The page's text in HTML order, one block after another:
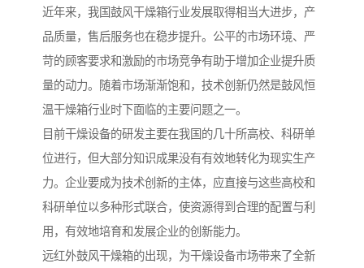
近年来，我国鼓风干燥箱行业发展取得相当大进步，产
品质量，售后服务也在稳步提升。公平的市场环境、严
苛的顾客要求和激励的市场竞争有助于增加企业提升质
量的动力。随着市场渐渐饱和，技术创新仍然是鼓风恒
温干燥箱行业时下面临的主要问题之一。
目前干燥设备的研发主要在我国的几十所高校、科研单
位进行，但大部分知识成果没有有效地转化为现实生产
力。企业要成为技术创新的主体，应直接与这些高校和
科研单位以多种形式联合，使资源得到合理的配置与利
用，有效地培育和发展企业的创新能力。
远红外鼓风干燥箱的出现，为干燥设备市场带来了全新